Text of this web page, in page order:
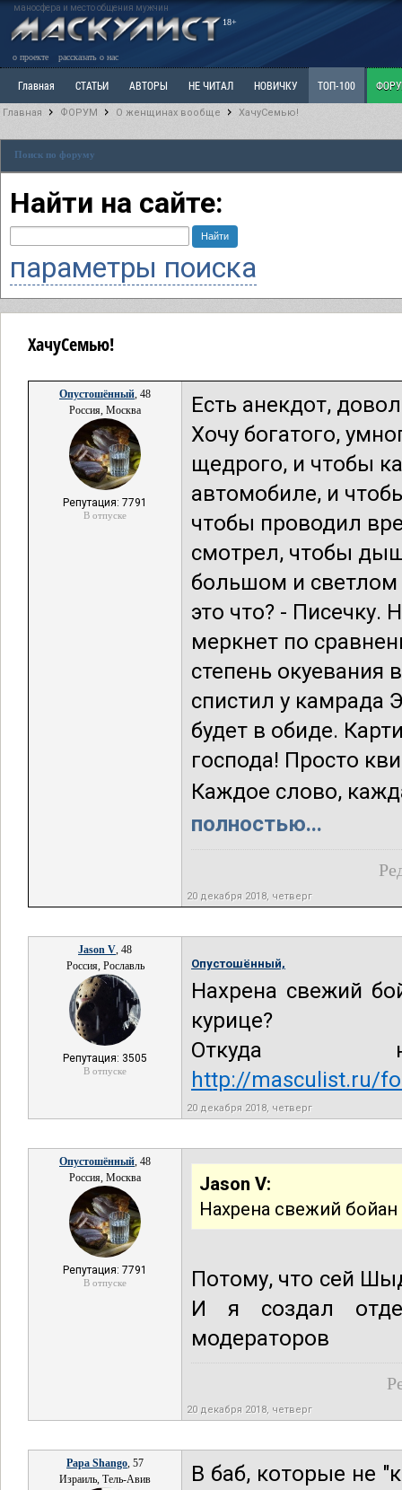
маносфера и место общения мужчин
18+
о проекте рассказать о нас
Главная СТАТЬИ АВТОРЫ НЕ ЧИТАЛ НОВИЧКУ ТОП-100
Ветка: Расстаюсь или Развожусь. САНЧАС Ветка: Наболевшее. Выскажись!
РАЗДЕЛ: Разное
Главная ФОРУМ О женщинах вообще ХачуСемью!
Поиск по форуму
Найти на сайте:
параметры поиска
ХачуСемью!
Опустошённый, 48
Россия, Москва
Репутация: 7791
В отпуске
Есть анекдот,
Хочу богатого,
щедрого, и чтобы
автомобиле, и
чтобы проводил
смотрел, чтобы
большом и
это что? - Писечку.
меркнет по
степень окуевания
спистил у камрада
будет в обиде.
господа! Просто
Каждое слово,
полностью...
20 декабря 2018, четверг
Jason V, 48
Россия, Рославль
Репутация: 3505
В отпуске
Опустошённый,
Нахрена свежий
курице?
Откуда
http://masculist.ru/
20 декабря 2018, четверг
Опустошённый, 48
Россия, Москва
Репутация: 7791
В отпуске
Jason V:
Нахрена свежий бойан
Потому, что сей
И я создал
модераторов
20 декабря 2018, четверг
Papa Shango, 57
Израиль, Тель-Авив
В баб, которые не